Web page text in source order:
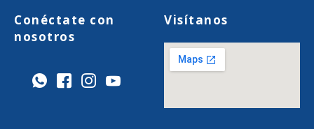
Conéctate con
nosotros
Visítanos